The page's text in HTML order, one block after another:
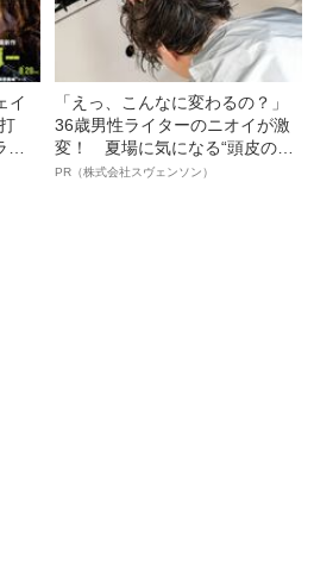
イ
「えっ、こんなに変わるの？」
36歳男性ライターのニオイが激
変！ 夏場に気になる“頭皮のニ
オイ”や“ベタつき”を解消す
PR（株式会社スヴェンソン）